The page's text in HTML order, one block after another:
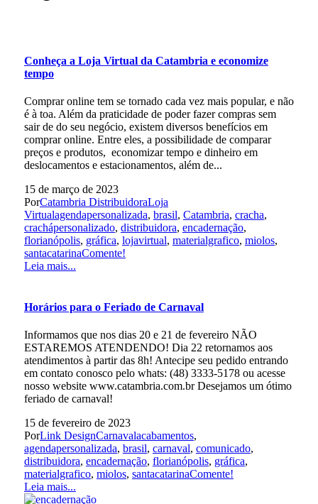
Conheça a Loja Virtual da Catambria e economize
tempo
Comprar online tem se tornado cada vez mais popular, e não
é à toa. Além da praticidade de poder fazer compras sem
sair de do seu negócio, existem diversos benefícios em
comprar online. Entre eles, a possibilidade de comparar
preços e produtos, economizar tempo e dinheiro em
deslocamentos e estacionamentos, além de...
15 de março de 2023
PorCatambria DistribuidoraLoja
Virtualagendapersonalizada, brasil, Catambria, cracha,
crachápersonalizado, distribuidora, encadernação,
florianópolis, gráfica, lojavirtual, materialgrafico, miolos,
santacatarinaComente!
Leia mais...
Horários para o Feriado de Carnaval
Informamos que nos dias 20 e 21 de fevereiro NÃO
ESTAREMOS ATENDENDO! Dia 22 retornamos aos
atendimentos à partir das 8h! Antecipe seu pedido entrando
em contato conosco pelo whats: (48) 3333-5178 ou acesse
nosso website www.catambria.com.br Desejamos um ótimo
feriado de carnaval!
15 de fevereiro de 2023
PorLink DesignCarnavalacabamentos,
agendapersonalizada, brasil, carnaval, comunicado,
distribuidora, encadernação, florianópolis, gráfica,
materialgrafico, miolos, santacatarinaComente!
Leia mais...